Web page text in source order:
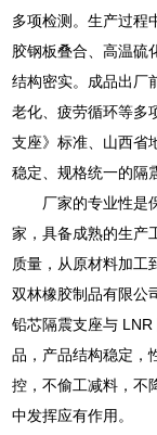
多项检测。生产过程
胶钢板叠合、高温硫
结构密实。成品出厂
老化、疲劳循环等多
支座》标准、山西省
稳定、规格统一的隔
厂家的专业性是
家，具备成熟的生产
质量，从原材料加工
双林橡胶制品有限公
铅芯隔震支座与
品，产品结构稳定，
控，不偷工减料，不
中发挥应有作用。